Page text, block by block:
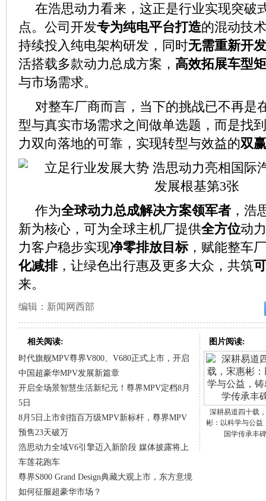
在浩思动力看来，这正是行业实现突破
点。公司开发专为纯电平台打造的混动技
持续投入纯电架构研发，同时无需重新开
活搭载多款动力总成方案， 高效拓展车型
与市场需求。
对整车厂商而言，当下的挑战已不再是
型与真实市场需求之间做单选题，而是找
力双向落地的可靠，实现转型与效益的双赢
作为全球动力总成解决方案领军者 ，浩
新为核心，可为全球主机厂提供全方位动
力客户稳步实现净零排放目标，赋能整车
化减排，让绿色出行惠及更多大众，共筑
来。
编辑：新闻网西部
相关阅读:
时代旗舰MPV尊界V800、V680正式上市，开启
中国超豪华MPV发展新篇章
开启全场景智慧生活新纪元！尊界MPV定档8月
5日
8月5日上市剑指百万级MPV新标杆，尊界MPV
预售23天破万
浩思动力全域V6引擎迈入新阶段 媒体披露将上
车莲花跑车
尊界S800 Grand Design典藏大观上市，东方意境
如何征服超豪华市场？
图片阅读:
深耕易道四十载
彬：以科学与公益
国学传承丰碑